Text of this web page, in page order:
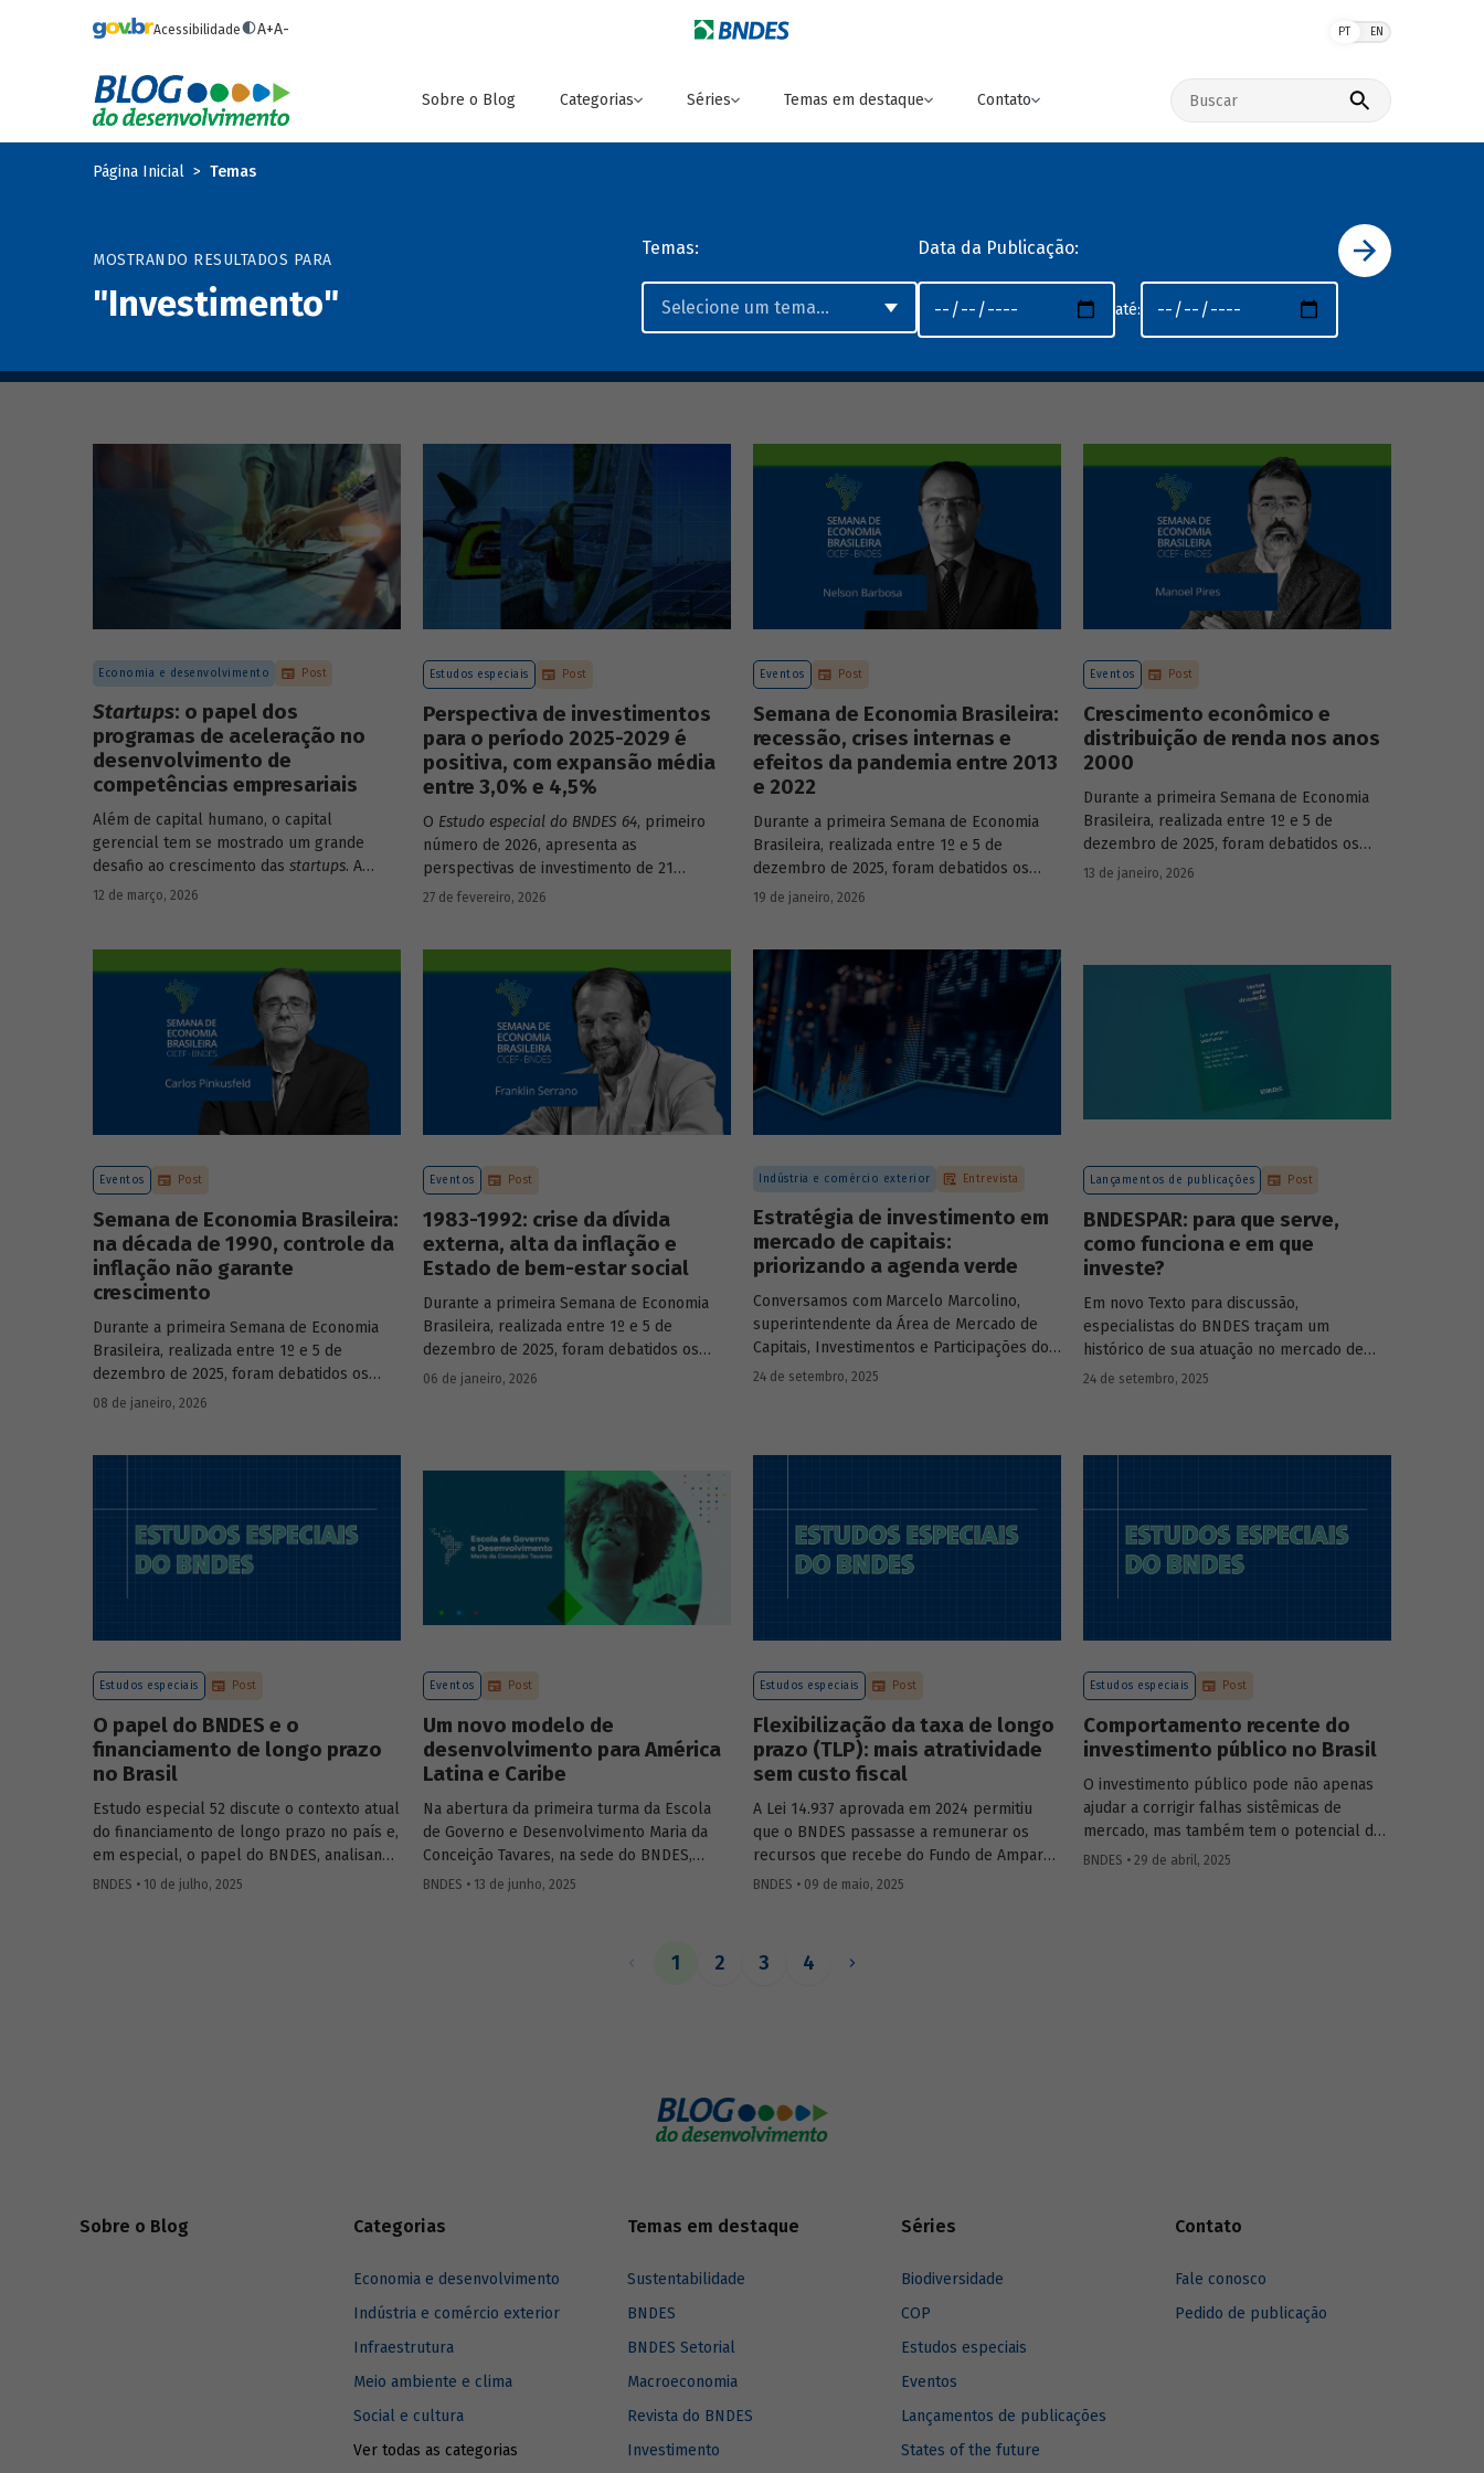
Acessibilidade A+A- PT EN
Sobre o Blog Categorias Séries Temas em destaque Contato
Buscar no site
Página Inicial Temas
MOSTRANDO RESULTADOS PARA
"Investimento"
Temas: Data da Publicação:
até:
Economia e desenvolvimento Post
Startups: o papel dos
programas de aceleração no
desenvolvimento de
competências empresariais
Além de capital humano, o capital
gerencial tem se mostrado um grande
desafio ao crescimento das startups. A
avaliação do BNDES Garagem demonstra
12 de março, 2026
Estudos especiais Post
Perspectiva de investimentos
para o período 2025-2029 é
positiva, com expansão média
entre 3,0% e 4,5%
O Estudo especial do BNDES 64, primeiro
número de 2026, apresenta as
perspectivas de investimento de 21
setores da economia brasileira para o
27 de fevereiro, 2026
Eventos Post
Semana de Economia Brasileira:
recessão, crises internas e
efeitos da pandemia entre 2013
e 2022
Durante a primeira Semana de Economia
Brasileira, realizada entre 1º e 5 de
dezembro de 2025, foram debatidos os
principais temas que marcaram a economia
renomados.
19 de janeiro, 2026
Eventos Post
Crescimento econômico e
distribuição de renda nos anos
2000
Durante a primeira Semana de Economia
Brasileira, realizada entre 1º e 5 de
dezembro de 2025, foram debatidos os
principais temas que marcaram a economia
13 de janeiro, 2026
Eventos Post
Semana de Economia Brasileira:
na década de 1990, controle da
inflação não garante
crescimento
Durante a primeira Semana de Economia
Brasileira, realizada entre 1º e 5 de
dezembro de 2025, foram debatidos os
principais temas que marcaram a economia
08 de janeiro, 2026
Eventos Post
1983-1992: crise da dívida
externa, alta da inflação e
Estado de bem-estar social
Durante a primeira Semana de Economia
Brasileira, realizada entre 1º e 5 de
dezembro de 2025, foram debatidos os
principais temas que marcaram a economia
06 de janeiro, 2026
Indústria e comércio exterior Entrevista
Estratégia de investimento em
mercado de capitais:
priorizando a agenda verde
Conversamos com Marcelo Marcolino,
superintendente da Área de Mercado de
Capitais, Investimentos e Participações do
BNDES, e representantes de duas das
de bancos de desenvolvimento no
mercado de capitais, a nova estratégia do
BNDES e os planos das investidas.
24 de setembro, 2025
Lançamentos de publicações Post
BNDESPAR: para que serve,
como funciona e em que
investe?
Em novo Texto para discussão,
especialistas do BNDES traçam um
histórico de sua atuação no mercado de
capitais, apontando a importância dessa
24 de setembro, 2025
Estudos especiais Post
O papel do BNDES e o
financiamento de longo prazo
no Brasil
Estudo especial 52 discute o contexto atual
do financiamento de longo prazo no país e,
em especial, o papel do BNDES, analisando
seu posicionamento no mercado de crédito
BNDES • 10 de julho, 2025
Eventos Post
Um novo modelo de
desenvolvimento para América
Latina e Caribe
Na abertura da primeira turma da Escola
de Governo e Desenvolvimento Maria da
Conceição Tavares, na sede do BNDES,
Aloizio Mercadante, presidente do BNDES,
Público debatarem um novo modelo de
BNDES • 13 de junho, 2025
Estudos especiais Post
Flexibilização da taxa de longo
prazo (TLP): mais atratividade
sem custo fiscal
A Lei 14.937 aprovada em 2024 permitiu
que o BNDES passasse a remunerar os
recursos que recebe do Fundo de Amparo
ao Trabalhador (FAT) tanto pela Selic
apoio do BNDES.
BNDES • 09 de maio, 2025
Estudos especiais Post
Comportamento recente do
investimento público no Brasil
O investimento público pode não apenas
ajudar a corrigir falhas sistêmicas de
mercado, mas também tem o potencial de
gerar externalidades positivas para a
BNDES • 29 de abril, 2025
1 2 3 4
Sobre o Blog Categorias
Economia e desenvolvimento
Indústria e comércio exterior
Infraestrutura
Meio ambiente e clima
Social e cultura
Ver todas as categorias
Temas em destaque
Sustentabilidade
BNDES
BNDES Setorial
Macroeconomia
Revista do BNDES
Investimento
Séries
Biodiversidade
COP
Estudos especiais
Eventos
Lançamentos de publicações
States of the future
Contato
Fale conosco
Pedido de publicação